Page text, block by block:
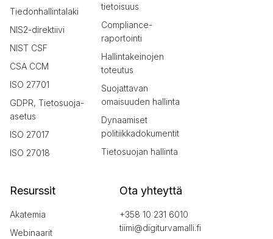
Tiedonhallintalaki
NIS2-direktiivi
NIST CSF
CSA CCM
ISO 27701
GDPR, Tietosuoja-
asetus
ISO 27017
ISO 27018
tietoisuus
Compliance-
raportointi
Hallintakeinojen
toteutus
Suojattavan
omaisuuden hallinta
Dynaamiset
politiikkadokumentit
Tietosuojan hallinta
Resurssit
Akatemia
Webinaarit
Ota yhteyttä
+358 10 231 6010
tiimi@digiturvamalli.fi